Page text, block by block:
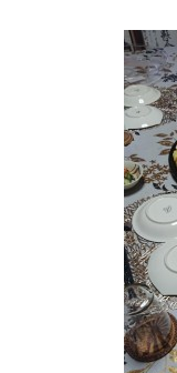
it
te
e